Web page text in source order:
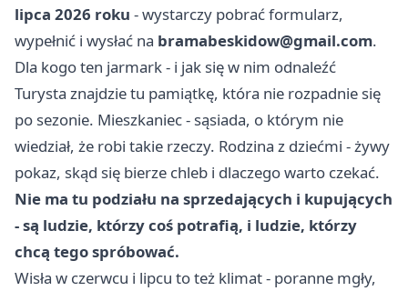
lipca 2026 roku - wystarczy pobrać formularz,
wypełnić i wysłać na bramabeskidow@gmail.com.
Dla kogo ten jarmark - i jak się w nim odnaleźć
Turysta znajdzie tu pamiątkę, która nie rozpadnie się
po sezonie. Mieszkaniec - sąsiada, o którym nie
wiedział, że robi takie rzeczy. Rodzina z dziećmi - żywy
pokaz, skąd się bierze chleb i dlaczego warto czekać.
Nie ma tu podziału na sprzedających i kupujących
- są ludzie, którzy coś potrafią, i ludzie, którzy
chcą tego spróbować.
Wisła w czerwcu i lipcu to też klimat - poranne mgły,